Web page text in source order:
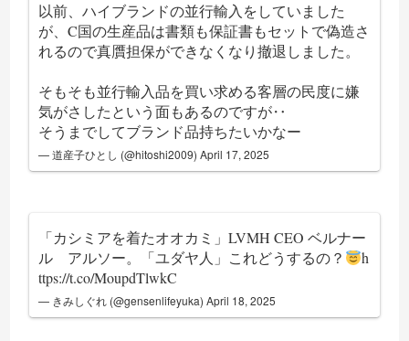
以前、ハイブランドの並行輸入をしていました
が、C国の生産品は書類も保証書もセットで偽造さ
れるので真贋担保ができなくなり撤退しました。
そもそも並行輸入品を買い求める客層の民度に嫌
気がさしたという面もあるのですが‥
そうまでしてブランド品持ちたいかなー
— 道産子ひとし (@hitoshi2009)April 17, 2025
「カシミアを着たオオカミ」LVMH CEO ベルナー
ル アルソー。「ユダヤ人」これどうするの？
h
ttps://t.co/MoupdTlwkC
— きみしぐれ (@gensenlifeyuka)April 18, 2025